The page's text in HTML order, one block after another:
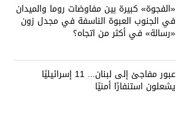
«الفجوة» كبيرة بين مفاوضات روما والميدان
في الجنوب العبوة الناسفة في مجدل زون
«رسالة» في أكثر من اتجاه؟
عبور مفاجئ إلى لبنان... 11 إسرائيليًا
يشعلون استنفارًا أمنيًا